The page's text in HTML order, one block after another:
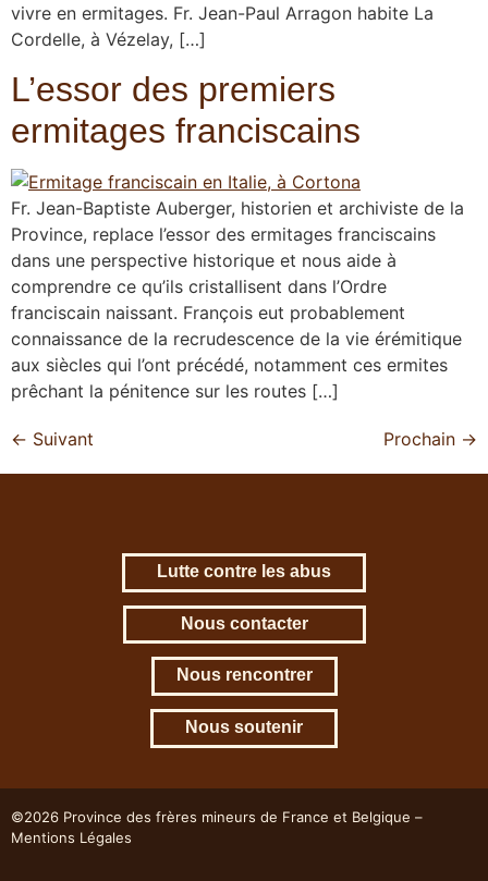
vivre en ermitages. Fr. Jean-Paul Arragon habite La
Cordelle, à Vézelay, […]
L’essor des premiers
ermitages franciscains
Fr. Jean-Baptiste Auberger, historien et archiviste de la
Province, replace l’essor des ermitages franciscains
dans une perspective historique et nous aide à
comprendre ce qu’ils cristallisent dans l’Ordre
franciscain naissant. François eut probablement
connaissance de la recrudescence de la vie érémitique
aux siècles qui l’ont précédé, notamment ces ermites
prêchant la pénitence sur les routes […]
← Suivant Prochain →
Lutte contre les abus
Nous contacter
Nous rencontrer
Nous soutenir
©2026 Province des frères mineurs de France et Belgique –
Mentions Légales